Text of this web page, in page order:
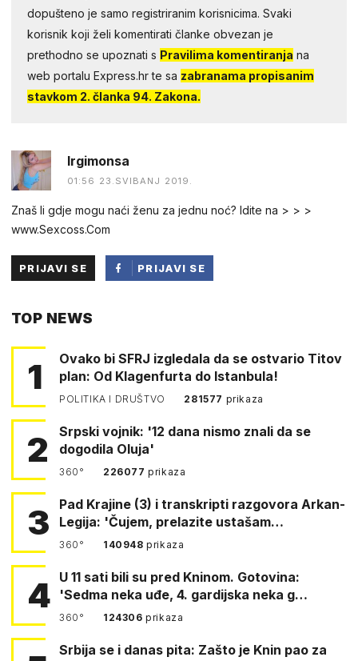
dopušteno je samo registriranim korisnicima. Svaki
korisnik koji želi komentirati članke obvezan je
prethodno se upoznati s Pravilima komentiranja na
web portalu Express.hr te sa zabranama propisanim
stavkom 2. članka 94. Zakona.
Irgimonsa
01:56 23.SVIBANJ 2019.
Znaš li gdje mogu naći ženu za jednu noć? Idite na > > >
www.Sexcoss.Com
PRIJAVI SE
PRIJAVI SE
TOP NEWS
1
Ovako bi SFRJ izgledala da se ostvario Titov
plan: Od Klagenfurta do Istanbula!
POLITIKA I DRUŠTVO 281577 prikaza
2
Srpski vojnik: '12 dana nismo znali da se
dogodila Oluja'
360° 226077prikaza
3
Pad Krajine (3) i transkripti razgovora Arkan-
Legija: 'Čujem, prelazite ustašam…
360° 140948prikaza
4 U 11 sati bili su pred Kninom. Gotovina:
'Sedma neka uđe, 4. gardijska neka g…
360° 124306prikaza
Srbija se i danas pita: Zašto je Knin pao za